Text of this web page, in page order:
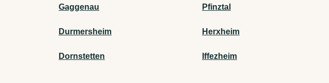
Gaggenau Pfinztal
Durmersheim Herxheim
Dornstetten Iffezheim